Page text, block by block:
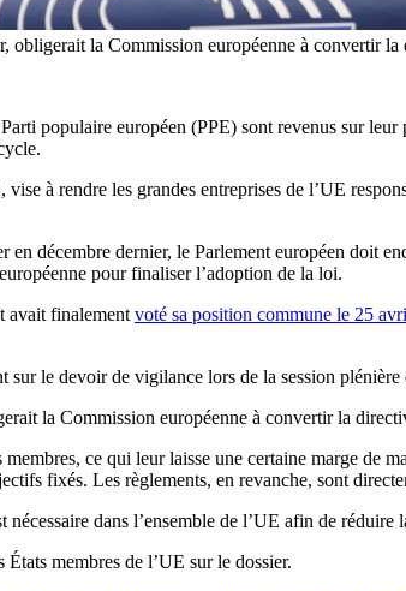
obligerait la Commission européenne à convertir
populaire européen (PPE) sont revenus sur
à rendre les grandes entreprises de l’UE
en décembre dernier, le Parlement européen doit
pour finaliser l’adoption de la loi.
avait finalement voté sa position commune le 25
le devoir de vigilance lors de la session
la Commission européenne à convertir la
ce qui leur laisse une certaine marge de
fixés. Les règlements, en revanche, sont
dans l’ensemble de l’UE afin de réduire
membres de l’UE sur le dossier.